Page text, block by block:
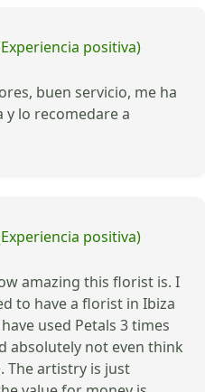
positiva)
buen servicio, me ha
y lo recomedare a
positiva)
amazing this florist is. I
to have a florist in Ibiza
used Petals 3 times
absolutely not even think
The artistry is just